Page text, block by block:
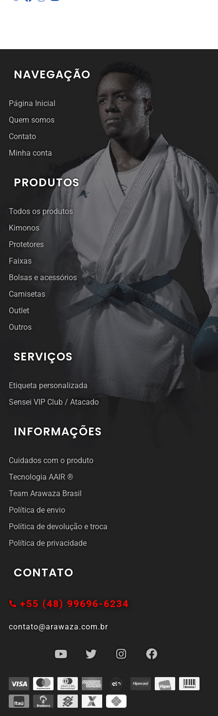
NAVEGAÇÃO
Página Inicial
Quem somos
Contato
Minha conta
PRODUTOS
Todos os produtos
Kimonos
Protetores
Faixas
Bolsas e acessórios
Camisetas
Outlet
Outros
SERVIÇOS
Etiqueta personalizada
Sensei VIP Club / Atacado
INFORMAÇÕES
Cuidados com o produto
Tecnologia AAIR ®
Team Arawaza Brasil
Política de envio
Política de devolução e troca
Política de privacidade
CONTATO
+55 (48) 99696-6234
contato@arawaza.com.br